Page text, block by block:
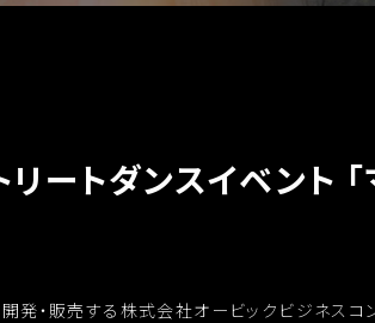
ートダンスイベント
・販売する株式会社オービックビジネスコ